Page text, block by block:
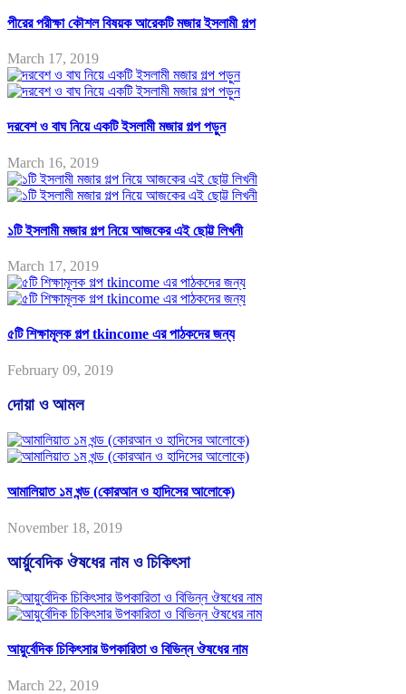
পীরের পরীক্ষা কৌশল বিষয়ক আরেকটি মজার ইসলামী গল্প
March 17, 2019
দরবেশ ও বাঘ নিয়ে একটি ইসলামী মজার গল্প পড়ুন
March 16, 2019
১টি ইসলামী মজার গল্প নিয়ে আজকের এই ছোট্ট লিখনী
March 17, 2019
৫টি শিক্ষামূলক গল্প tkincome এর পাঠকদের জন্য
February 09, 2019
দোয়া ও আমল
আমালিয়াত ১ম খন্ড (কোরআন ও হাদিসের আলোকে)
November 18, 2019
আর্য়ুবেদিক ঔষধের নাম ও চিকিৎসা
আয়ুর্বেদিক চিকিৎসার উপকারিতা ও বিভিন্ন ঔষধের নাম
March 22, 2019